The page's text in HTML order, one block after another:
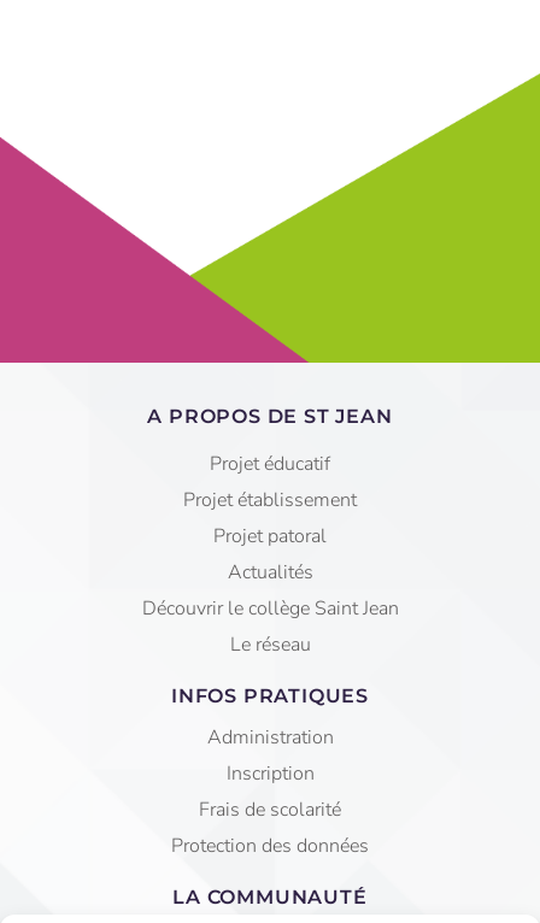
A PROPOS DE ST JEAN
Projet éducatif
Projet établissement
Projet patoral
Actualités
Découvrir le collège Saint Jean
Le réseau
INFOS PRATIQUES
Administration
Inscription
Frais de scolarité
Protection des données
LA COMMUNAUTÉ